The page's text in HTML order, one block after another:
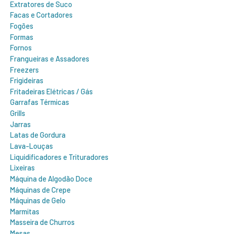
Extratores de Suco
Facas e Cortadores
Fogões
Formas
Fornos
Frangueiras e Assadores
Freezers
Frigideiras
Fritadeiras Elétricas / Gás
Garrafas Térmicas
Grills
Jarras
Latas de Gordura
Lava-Louças
Liquidificadores e Trituradores
Lixeiras
Máquina de Algodão Doce
Máquinas de Crepe
Máquinas de Gelo
Marmitas
Masseira de Churros